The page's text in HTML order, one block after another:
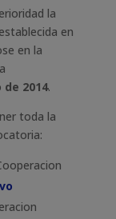
la
en
en la
2014.
toda la